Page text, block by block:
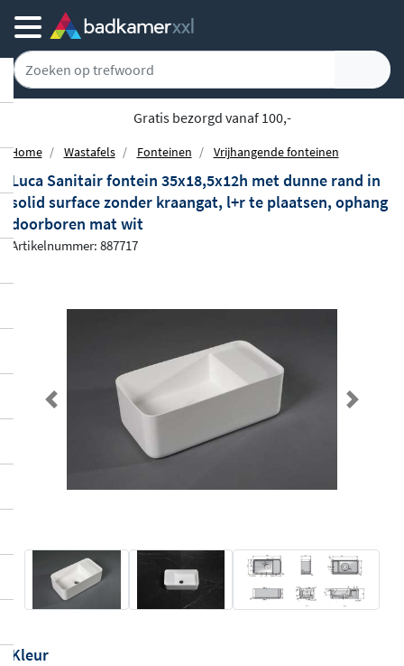
5779 klanten geven ons een 9.1
Home Wastafels Fonteinen Vrijhangende fonteinen
Luca Sanitair fontein 35x18,5x12h met dunne rand in
solid surface zonder kraangat, l+r te plaatsen, ophang
doorboren mat wit
Artikelnummer: 887717
Previous Next
Kleur